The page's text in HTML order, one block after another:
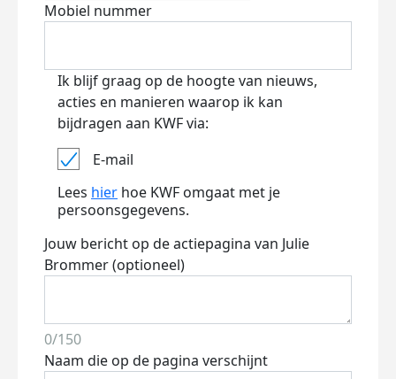
Mobiel nummer
Ik blijf graag op de hoogte van nieuws,
acties en manieren waarop ik kan
bijdragen aan KWF via:
E-mail
Lees hier hoe KWF omgaat met je
persoonsgegevens.
Jouw bericht op de actiepagina van Julie
Brommer (optioneel)
0/150
Naam die op de pagina verschijnt